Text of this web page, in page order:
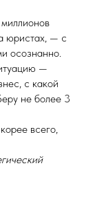
юристах, — с
осознанно.
—
с какой
не более 3
всего,